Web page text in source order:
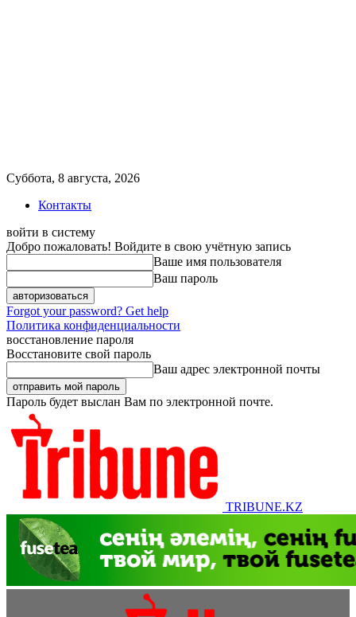
Суббота, 8 августа, 2026
Контакты
войти в систему
Добро пожаловать! Войдите в свою учётную запись
Ваше имя пользователя
Ваш пароль
Forgot your password? Get help
Политика конфиденциальности
восстановление пароля
Восстановите свой пароль
Ваш адрес электронной почты
Пароль будет выслан Вам по электронной почте.
TRIBUNE.KZ